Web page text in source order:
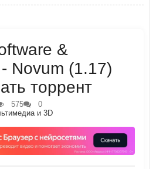
&
Novum (1.17)
торрент
575
0
и 3D